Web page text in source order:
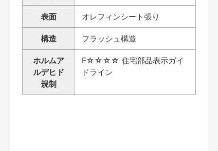
表面 オレフィンシート張り
構造 フラッシュ構造
ホルムア
ルデヒド
規制
F☆☆☆☆ 住宅部品表示ガイ
ドライン